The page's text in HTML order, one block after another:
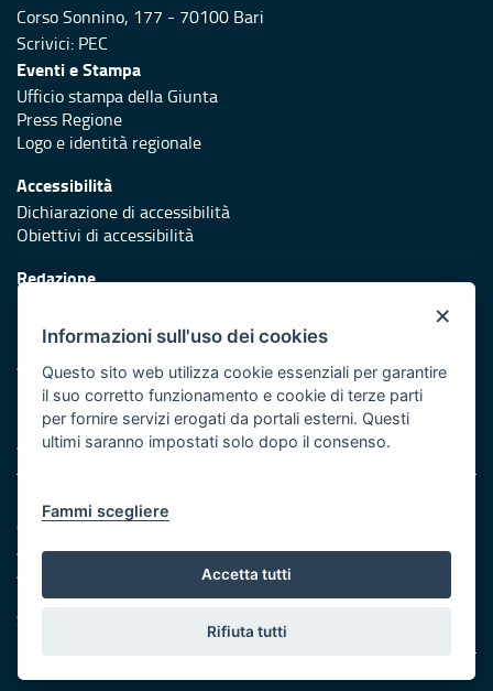
Corso Sonnino, 177 - 70100 Bari
Scrivici: PEC
Eventi e Stampa
Ufficio stampa della Giunta
Press Regione
Logo e identità regionale
Accessibilità
Dichiarazione di accessibilità
Obiettivi di accessibilità
Redazione
Protezione civile
Vai al sito di Protezione Civile Puglia
Iniziativa finanziata con risorse del POR Puglia 2014/2020 -
Asse XI
Note legali
Cookie e privacy
Amministrazione trasparente
Atti di notifica
Feed RSS
Servizi Intranet
×
Informazioni sull'uso dei cookies
Questo sito web utilizza cookie essenziali per garantire
il suo corretto funzionamento e cookie di terze parti
per fornire servizi erogati da portali esterni. Questi
ultimi saranno impostati solo dopo il consenso.
Fammi scegliere
Accetta tutti
Rifiuta tutti